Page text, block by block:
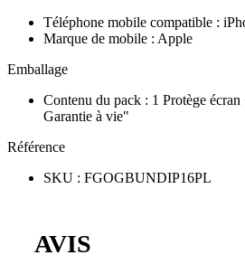
Téléphone mobile compatible :
Marque de mobile : Apple
Emballage
Contenu du pack : 1 Protège
Garantie à vie"
Référence
SKU : FGOGBUNDIP16PL